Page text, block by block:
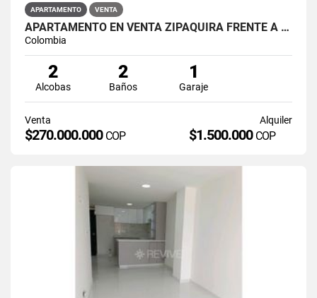
APARTAMENTO VENTA
APARTAMENTO EN VENTA ZIPAQUIRÁ FRENTE A LA UNIMINUTO
Colombia
2
Alcobas
2
Baños
1
Garaje
Venta
$270.000.000 COP
Alquiler
$1.500.000 COP